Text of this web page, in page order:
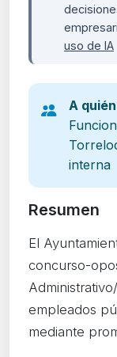
uso de IA
A
interna
Resumen
El
concurso-
empleados
mediante